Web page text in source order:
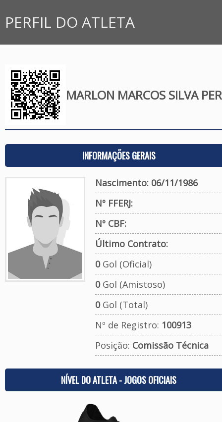
PERFIL DO ATLETA
MARLON MARCOS SILVA
INFORMAÇÕES GERAIS
Nascimento: 06/11/1986
Nº FFERJ:
Nº CBF:
Último Contrato:
0Gol (Oficial)
0Gol (Amistoso)
0Gol (Total)
Nº de Registro: 100913
Posição: Comissão Técnica
NÍVEL DO ATLETA - JOGOS OFICIAIS